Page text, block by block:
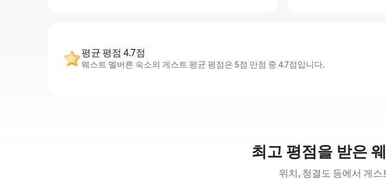
평균 평점 4.7점
웨스트 멜버른 숙소의 게스트 평균 평점은 5점 만점 중 4.7점입니다.
최고 평점을 받은
위치, 청결도 등에서 게